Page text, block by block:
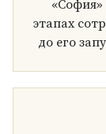
этапах
до его